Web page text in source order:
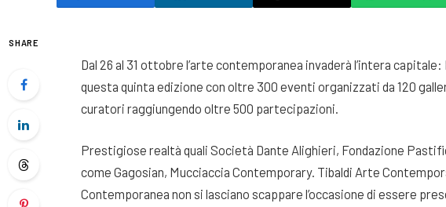
SHARE
Dal 26 al 31 ottobre l’arte contemporanea invaderà l’intera
questa quinta edizione con oltre 300 eventi organizzati da 120
curatori raggiungendo oltre 500 partecipazioni.
Prestigiose realtà quali Società Dante Alighieri, Fondazione
come Gagosian, Mucciaccia Contemporary. Tibaldi Arte
Contemporanea non si lasciano scappare l’occasione di essere